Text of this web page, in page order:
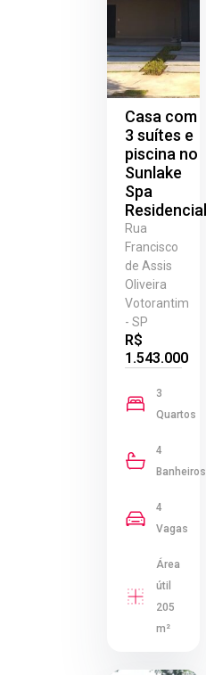
Casa com
3 suítes e
piscina no
Sunlake
Spa
Residencial
Rua
Francisco
de Assis
Oliveira
Votorantim
- SP
R$
1.543.000
3
Quartos
4
Banheiros
4
Vagas
Área
útil
205
m²